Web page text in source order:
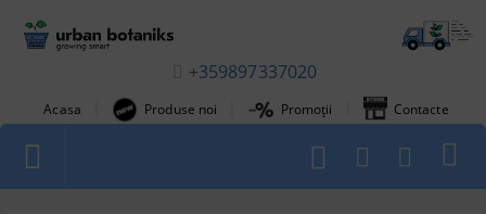
+359897337020
Acasa Produse noi Promoții Contacte
1